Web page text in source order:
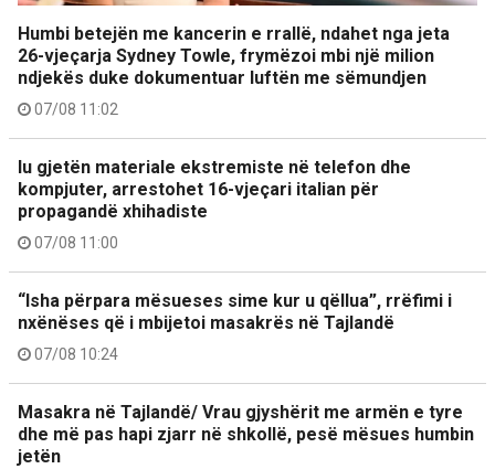
Humbi betejën me kancerin e rrallë, ndahet nga jeta
26-vjeçarja Sydney Towle, frymëzoi mbi një milion
ndjekës duke dokumentuar luftën me sëmundjen
07/08 11:02
Iu gjetën materiale ekstremiste në telefon dhe
kompjuter, arrestohet 16-vjeçari italian për
propagandë xhihadiste
07/08 11:00
“Isha përpara mësueses sime kur u qëllua”, rrëfimi i
nxënëses që i mbijetoi masakrës në Tajlandë
07/08 10:24
Masakra në Tajlandë/ Vrau gjyshërit me armën e tyre
dhe më pas hapi zjarr në shkollë, pesë mësues humbin
jetën